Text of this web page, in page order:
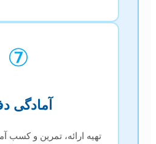
⑦
آمادگی
تهیه ارائه، تمرین و کسب